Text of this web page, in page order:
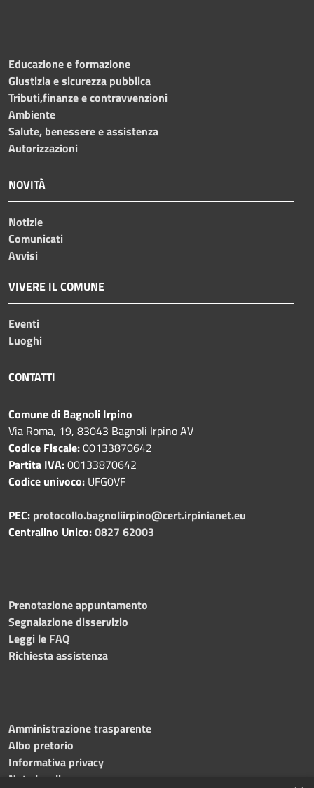
Educazione e formazione
Giustizia e sicurezza pubblica
Tributi,finanze e contravvenzioni
Ambiente
Salute, benessere e assistenza
Autorizzazioni
NOVITÀ
Notizie
Comunicati
Avvisi
VIVERE IL COMUNE
Eventi
Luoghi
CONTATTI
Comune di Bagnoli Irpino
Via Roma, 19, 83043 Bagnoli Irpino AV
Codice Fiscale:00133870642
Partita IVA:00133870642
Codice univoco: UFG0VF
PEC: protocollo.bagnoliirpino@cert.irpinianet.eu
Centralino Unico:0827 62003
Prenotazione appuntamento
Segnalazione disservizio
Leggi le FAQ
Richiesta assistenza
Amministrazione trasparente
Albo pretorio
Informativa privacy
Note legali